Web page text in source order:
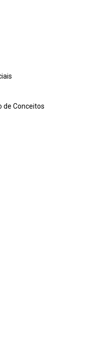
de Conceitos